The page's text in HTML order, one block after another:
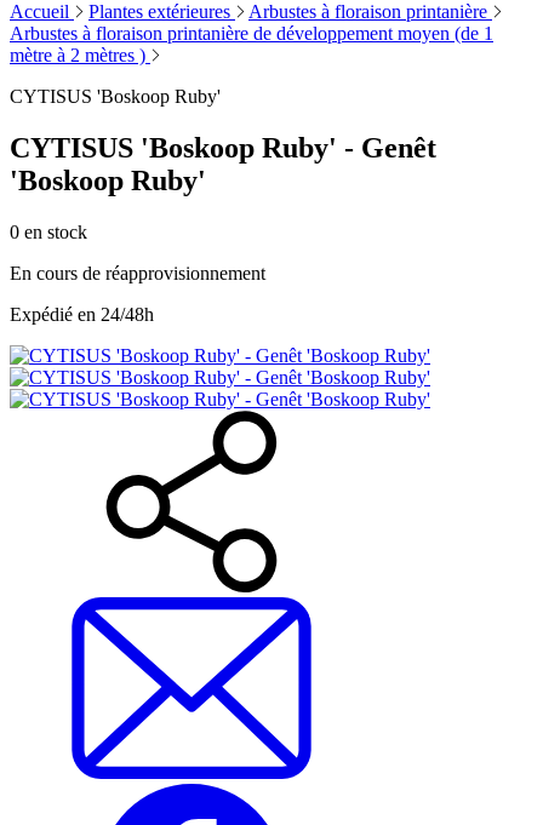
Accueil
Plantes extérieures
Arbustes à floraison printanière
Arbustes à floraison printanière de développement moyen (de 1
mètre à 2 mètres )
CYTISUS 'Boskoop Ruby'
CYTISUS 'Boskoop Ruby' - Genêt
'Boskoop Ruby'
0 en stock
En cours de réapprovisionnement
Expédié en 24/48h